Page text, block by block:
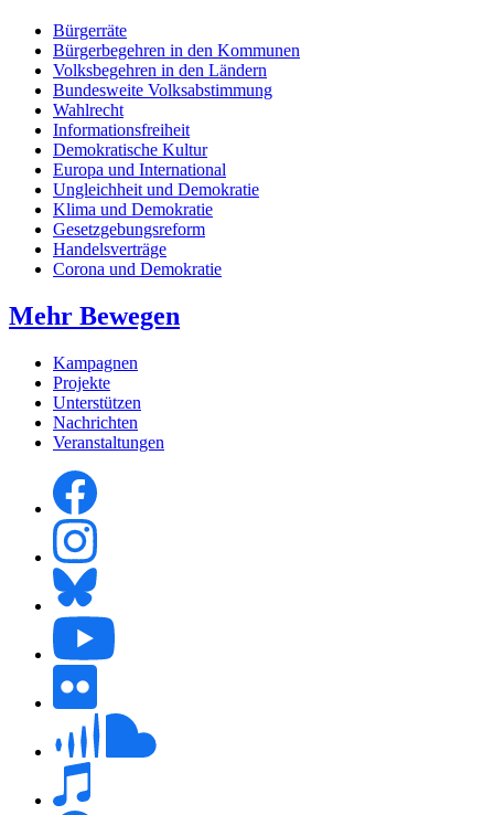
Bürgerräte
Bürgerbegehren in den Kommunen
Volksbegehren in den Ländern
Bundesweite Volksabstimmung
Wahlrecht
Informationsfreiheit
Demokratische Kultur
Europa und International
Ungleichheit und Demokratie
Klima und Demokratie
Gesetzgebungsreform
Handelsverträge
Corona und Demokratie
Mehr Bewegen
Kampagnen
Projekte
Unterstützen
Nachrichten
Veranstaltungen